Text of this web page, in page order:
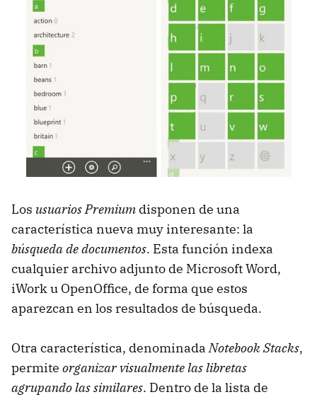
Los usuarios Premium disponen de una
característica nueva muy interesante: la
búsqueda de documentos. Esta función indexa
cualquier archivo adjunto de Microsoft Word,
iWork u OpenOffice, de forma que estos
aparezcan en los resultados de búsqueda.
Otra característica, denominadaNotebook Stacks,
permite organizar visualmente las libretas
agrupando las similares. Dentro de la lista de